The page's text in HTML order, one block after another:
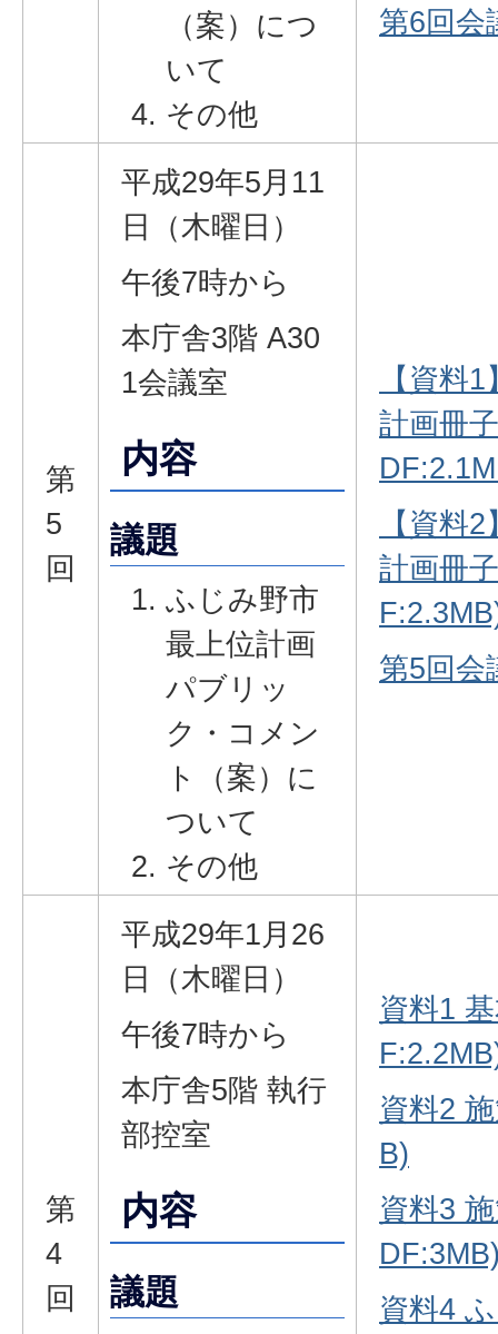
（案）につ
いて
その他
第6回会
第
5
回
平成29年5月11
日（木曜日）
午後7時から
本庁舎3階 A30
1会議室
内容
議題
ふじみ野市
最上位計画
パブリッ
ク・コメン
ト（案）に
ついて
その他
【資料
計画冊
【資料
計画冊
第5回会
第
4
回
平成29年1月26
日（木曜日）
午後7時から
本庁舎5階 執行
部控室
内容
議題
資料1
資料2
B)
資料3
資料4